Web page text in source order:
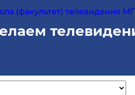
(факультет) телевидения